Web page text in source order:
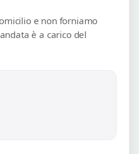
e non forniamo
è a carico del